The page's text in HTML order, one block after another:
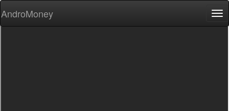
AndroMoney